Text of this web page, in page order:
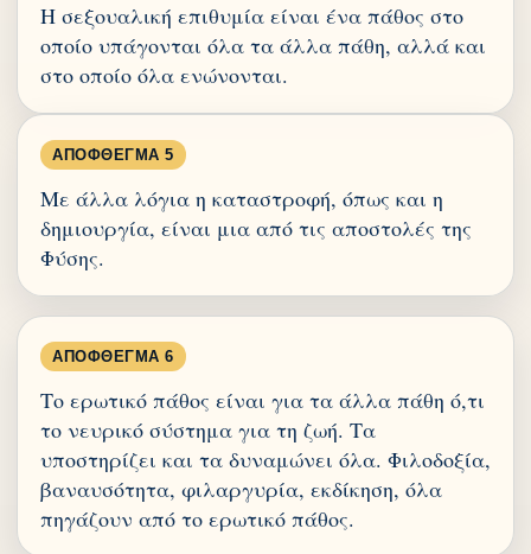
Η σεξουαλική επιθυμία είναι ένα πάθος στο
οποίο υπάγονται όλα τα άλλα πάθη, αλλά και
στο οποίο όλα ενώνονται.
ΑΠΌΦΘΕΓΜΑ 5
Με άλλα λόγια η καταστροφή, όπως και η
δημιουργία, είναι μια από τις αποστολές της
Φύσης.
ΑΠΌΦΘΕΓΜΑ 6
Το ερωτικό πάθος είναι για τα άλλα πάθη ό,τι
το νευρικό σύστημα για τη ζωή. Τα
υποστηρίζει και τα δυναμώνει όλα. Φιλοδοξία,
βαναυσότητα, φιλαργυρία, εκδίκηση, όλα
πηγάζουν από το ερωτικό πάθος.